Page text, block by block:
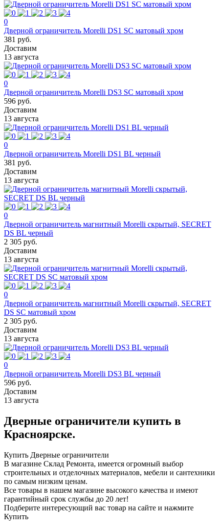
0
Дверной ограничитель Morelli DS1 SC матовый хром
381 руб.
Доставим
13 августа
0
Дверной ограничитель Morelli DS3 SC матовый хром
596 руб.
Доставим
13 августа
0
Дверной ограничитель Morelli DS1 BL черный
381 руб.
Доставим
13 августа
0
Дверной ограничитель магнитный Morelli скрытый, SECRET
DS BL черный
2 305 руб.
Доставим
13 августа
0
Дверной ограничитель магнитный Morelli скрытый, SECRET
DS SC матовый хром
2 305 руб.
Доставим
13 августа
0
Дверной ограничитель Morelli DS3 BL черный
596 руб.
Доставим
13 августа
Дверные ограничители купить в
Красноярске.
Купить Дверные ограничители
В магазине Склад Ремонта, имеется огромный выбор
строительных и отделочных материалов, мебели и сантехники
по самым низким ценам.
Все товары в нашем магазине высокого качества и имеют
гарантийный срок службы до 20 лет!
Подберите интересующий вас товар на сайте и нажмите
Купить